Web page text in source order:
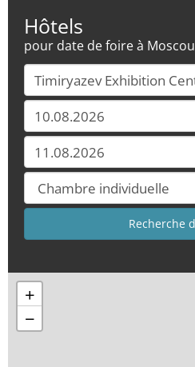
Hôtels
pour date de foire à Moscou
+
−